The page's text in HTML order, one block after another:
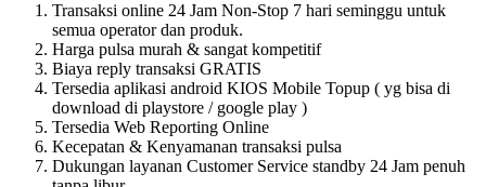
Transaksi online 24 Jam Non-Stop 7 hari seminggu untuk
semua operator dan produk.
Harga pulsa murah & sangat kompetitif
Biaya reply transaksi GRATIS
Tersedia aplikasi android KIOS Mobile Topup ( yg bisa di
download di playstore / google play )
Tersedia Web Reporting Online
Kecepatan & Kenyamanan transaksi pulsa
Dukungan layanan Customer Service standby 24 Jam penuh